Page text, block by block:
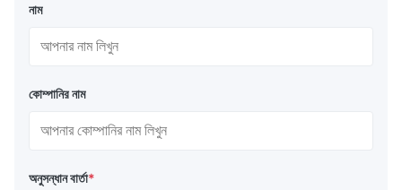
নাম
কোম্পানির নাম
অনুসন্ধান বার্তা*